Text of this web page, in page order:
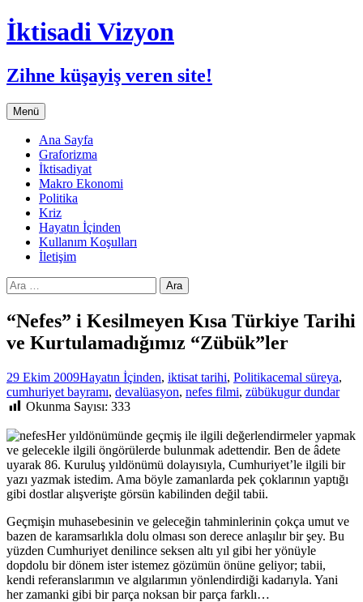
İktisadi Vizyon
Zihne küşayiş veren site!
Menü İçeriğe
atla
Ana Sayfa
Graforizma
İktisadiyat
Makro Ekonomi
Politika
Kriz
Hayatın İçinden
Kullanım Koşulları
İletişim
Arama:
“Nefes” i Kesilmeyen Kısa Türkiye Tarihi
ve Kurtulamadığımız “Zübük”ler
29 Ekim 2009Hayatın İçinden, iktisat tarihi, Politikacemal süreya,
cumhuriyet bayramı, devalüasyon, nefes filmi, zübükugur dundar
Okunma Sayısı: 333
Her yıldönümünde geçmiş ile ilgili değerlendirmeler yapmak
ve gelecekle ilgili öngörülerde bulunmak adettendir. Ben de âdete
uyarak 86. Kuruluş yıldönümü dolayısıyla, Cumhuriyet’le ilgili bir
yazı yazmak istedim. Ama böyle zamanlarda pek çoklarının yaptığı
gibi dostlar alışverişte görsün kabilinden değil tabii.
Geçmişin muhasebesinin ve geleceğin tahminlerinin çokça umut ve
bazen de karamsarlıkla dolu olması son derece anlaşılır bir şey. Bu
yüzden Cumhuriyet denilince seksen altı yıl gibi her yönüyle
dopdolu bir dönem ister istemez gözümün önüne geliyor; tabii,
kendi referanslarımın ve algılarımın yönlendirdiği kadarıyla. Yani
her zamanki gibi bir parça noksan bir parça farklı…